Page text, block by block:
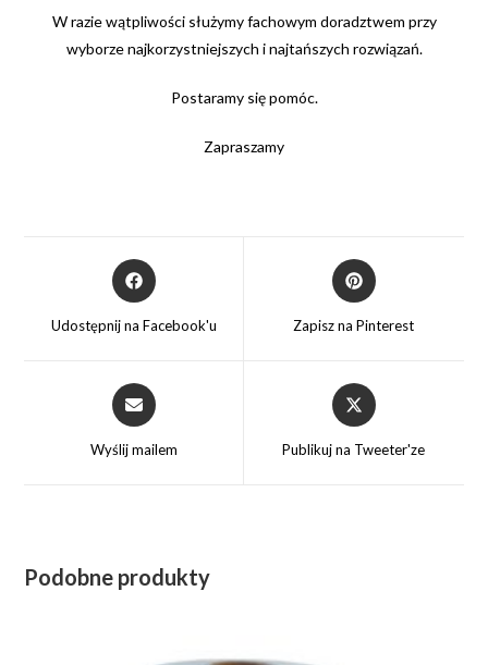
W razie wątpliwości służymy fachowym doradztwem przy
wyborze najkorzystniejszych i najtańszych rozwiązań.
Postaramy się pomóc.
Zapraszamy
Opens
in
new
Udostępnij na Facebook'u
Opens
in
Zapisz na Pinterest
Opens
in
new
Wyślij mailem
Opens
in
new
Publikuj na Tweeter'ze
Podobne produkty